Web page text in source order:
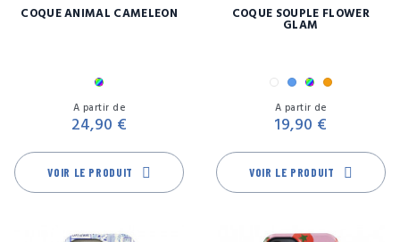
COQUE ANIMAL CAMÉLÉON
Multicolore
A partir de
24,90 €
VOIR LE PRODUIT
COQUE SOUPLE FLOWER
GLAM
Blanc
BleuMulticolore
Orange
A partir de
19,90 €
VOIR LE PRODUIT